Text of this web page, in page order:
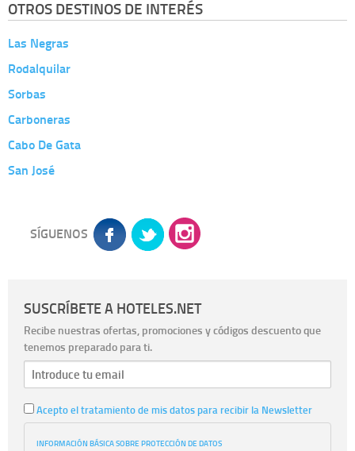
OTROS DESTINOS DE INTERÉS
Las Negras
Rodalquilar
Sorbas
Carboneras
Cabo De Gata
San José
SÍGUENOS
SUSCRÍBETE A HOTELES.NET
Recibe nuestras ofertas, promociones y códigos descuento que
tenemos preparado para ti.
Acepto el tratamiento de mis datos para recibir la Newsletter
INFORMACIÓN BÁSICA SOBRE PROTECCIÓN DE DATOS